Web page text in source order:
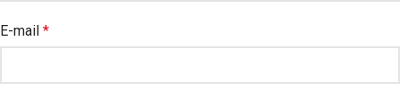
E-mail *